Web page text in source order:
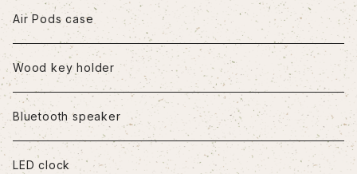
iPhone7/8/SE2
iPhone8Plus
iPhoneX/XS
iPhoneXR
Air Pods case
Wood key holder
Bluetooth speaker
LED clock